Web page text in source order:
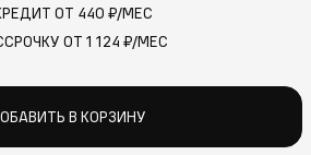
ОТ 440 ₽/МЕС
ОТ 1 124 ₽/МЕС
В КОРЗИНУ